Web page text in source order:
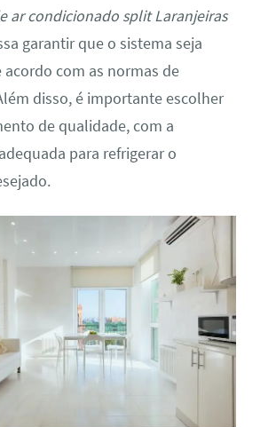
ar condicionado split Laranjeiras
garantir que o sistema seja
com as normas de
disso, é importante escolher
de qualidade, com a
para refrigerar o